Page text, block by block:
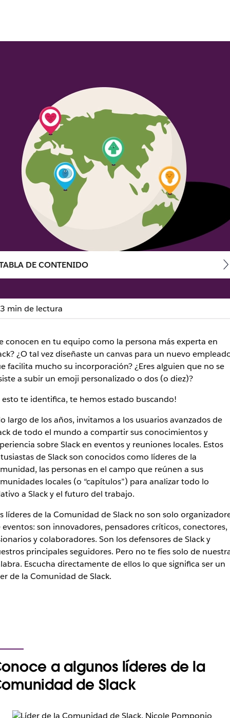
Postúlate para liderar
motivados a liderar su capítulo local de la Comunidad
DE CONTENIDO
3 min de lectura
conocen en tu equipo como la persona más experta en
¿O tal vez diseñaste un canvas para un nuevo
facilita mucho su incorporación? ¿Eres alguien que no se
a subir un emoji personalizado o dos (o diez)?
esto te identifica, te hemos estado buscando!
largo de los años, invitamos a los usuarios avanzados de
de todo el mundo a compartir sus conocimientos y
sobre Slack en eventos y reuniones locales. Estos
de Slack son conocidos como líderes de la
las personas en el campo que reúnen a sus
locales (o “capítulos”) para analizar todo lo
a Slack y el futuro del trabajo.
líderes de la Comunidad de Slack no son solo
eventos: son innovadores, pensadores críticos, conectores,
y colaboradores. Son los defensores de Slack y
principales seguidores. Pero no te fíes solo de
Escucha directamente de ellos lo que significa ser un
de la Comunidad de Slack.
a algunos líderes de la
de Slack